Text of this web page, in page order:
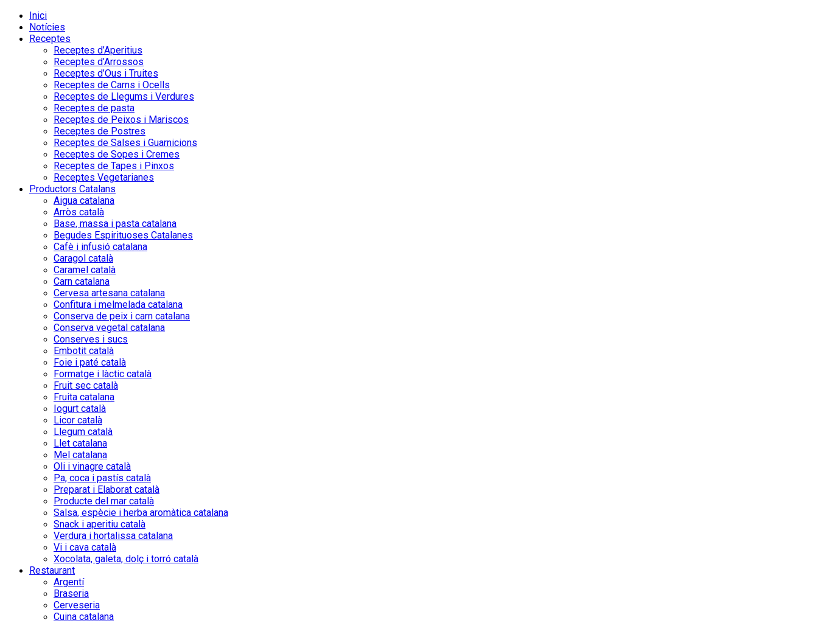
Inici
Notícies
Receptes
Receptes d’Aperitius
Receptes d’Arrossos
Receptes d’Ous i Truites
Receptes de Carns i Ocells
Receptes de Llegums i Verdures
Receptes de pasta
Receptes de Peixos i Mariscos
Receptes de Postres
Receptes de Salses i Guarnicions
Receptes de Sopes i Cremes
Receptes de Tapes i Pinxos
Receptes Vegetarianes
Productors Catalans
Aigua catalana
Arròs català
Base, massa i pasta catalana
Begudes Espirituoses Catalanes
Cafè i infusió catalana
Caragol català
Caramel català
Carn catalana
Cervesa artesana catalana
Confitura i melmelada catalana
Conserva de peix i carn catalana
Conserva vegetal catalana
Conserves i sucs
Embotit català
Foie i paté català
Formatge i làctic català
Fruit sec català
Fruita catalana
Iogurt català
Licor català
Llegum català
Llet catalana
Mel catalana
Oli i vinagre català
Pa, coca i pastís català
Preparat i Elaborat català
Producte del mar català
Salsa, espècie i herba aromàtica catalana
Snack i aperitiu català
Verdura i hortalissa catalana
Vi i cava català
Xocolata, galeta, dolç i torró català
Restaurant
Argentí
Braseria
Cerveseria
Cuina catalana